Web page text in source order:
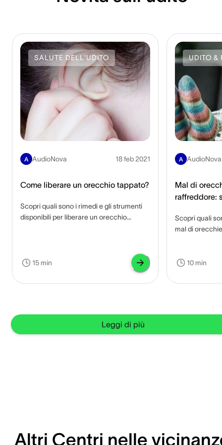
SALUTE DELL'UDITO
A AudioNova 18 feb 2021
Come liberare un orecchio tappato?
Scopri quali sono i rimedi e gli strumenti
disponibili per liberare un orecchio
15 min
UDITO &
A AudioNova
Mal di
raffreddore:
Scopri quali
mal di
10 min
Leggi di più
Altri Centri nelle